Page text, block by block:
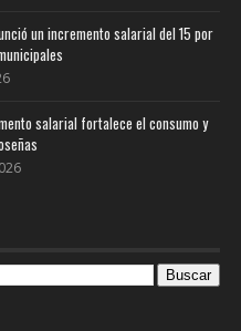
un incremento salarial del 15 por
salarial fortalece el consumo y